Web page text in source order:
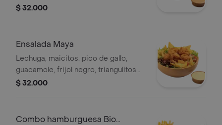
sésamo. Elige tu proteína entre
$ 32.000
Ensalada Maya
Lechuga, maicitos, pico de gallo,
guacamole, frijol negro, triangulitos
de maíz y aderezo mexicano. Elige tu
$ 32.000
Combo hamburguesa Bio